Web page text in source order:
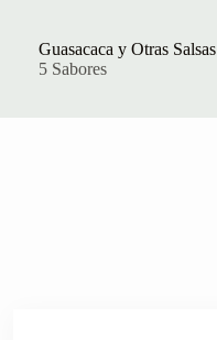
Guasacaca y Otras Salsas
5 Sabores